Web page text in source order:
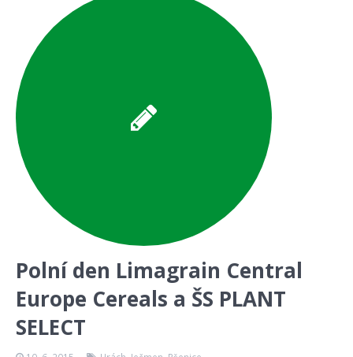
Polní den Limagrain Central
Europe Cereals a ŠS PLANT
SELECT